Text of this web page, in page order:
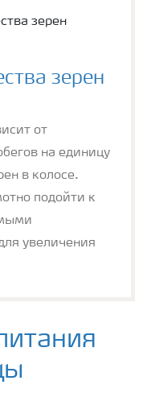
зерен
от
на единицу
в колосе.
подойти к
увеличения